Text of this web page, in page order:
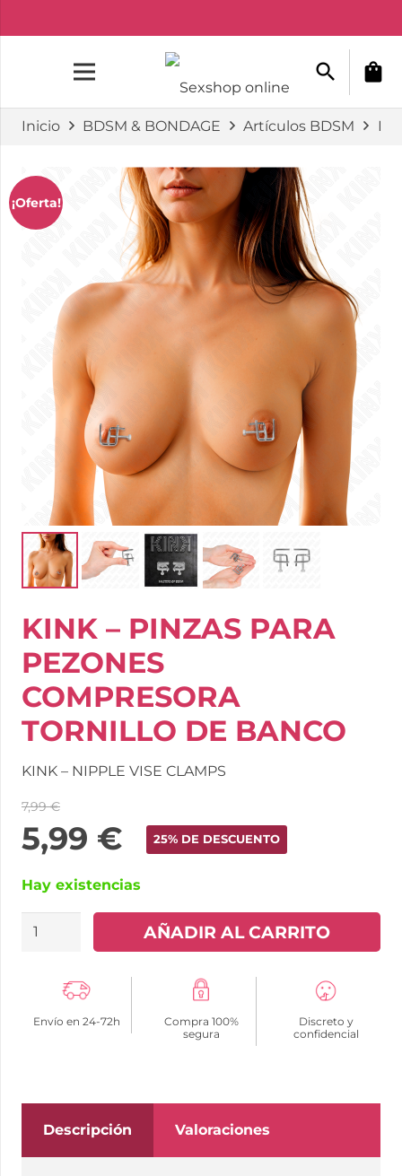
search shopping_bag
Inicio BDSM & BONDAGE Artículos BDSM
¡Oferta!
KINK – PINZAS PARA
PEZONES
COMPRESORA
TORNILLO DE BANCO
KINK – NIPPLE VISE CLAMPS
7,99€
5,99 € 25% DE DESCUENTO
Hay existencias
KINK
PEZONES
BANCO
AÑADIR AL CARRITO
Envío en 24-72h
Compra 100%
segura
Discreto y
confidencial
Descripción Valoraciones